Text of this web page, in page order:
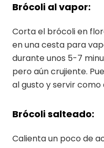
Brócoli al vapor:
Corta el brócoli en
en una cesta para
durante unos 5-7
pero aún crujiente.
al gusto y servir
Brócoli salteado:
Calienta un poco de